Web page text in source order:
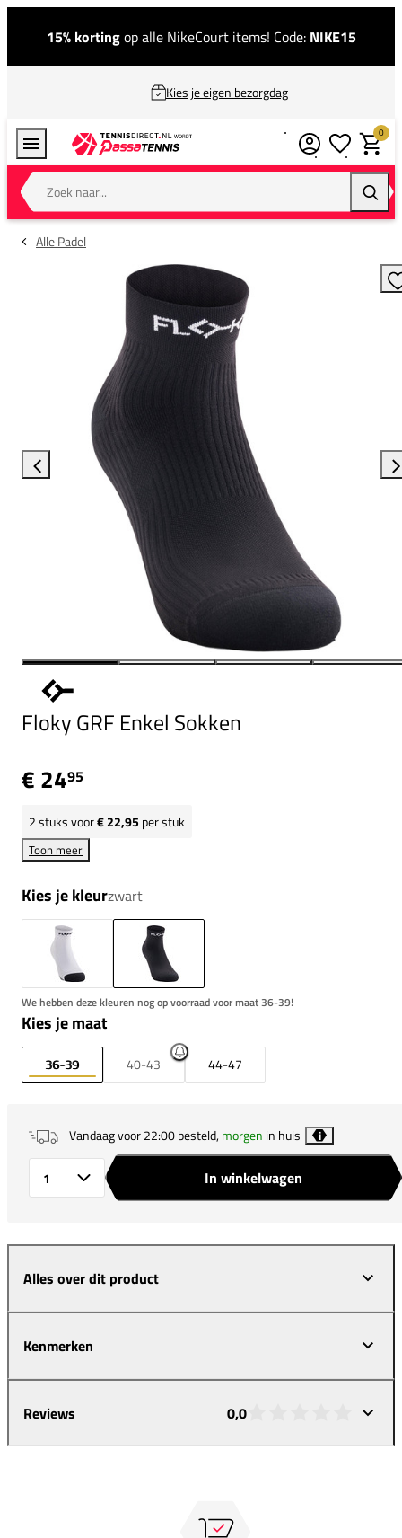
15% kortingop alle NikeCourt items! Code: NIKE15
Kies je eigen bezorgdag
Zoek naar...
0
Alle Padel
Floky GRF Enkel Sokken
€ 2495
2stuks voor€ 22,95 per stuk
Toon meer
Kies je kleurzwart
We hebben deze kleuren nog op voorraad voor maat 36-39!
Kies je maat
36-39 40-43 44-47
Vandaag voor 22:00 besteld,morgen in huis i
In winkelwagen
Alles over dit product
Kenmerken
Reviews 0,0